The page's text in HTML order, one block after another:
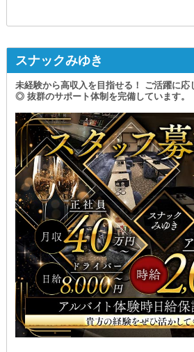
週休2日制度
￣￣￣￣￣￣￣
「ナイトワークは休みがない…」
そのようなイメージを持つ方も多いですが
【バチェラー】ならメリハリのある働き方
実現させることが可能です◎
＜＜＜＜＜＜＜＜＜＜＜＜＜＜＜＜＜＜＜
■ アルバイトも同時募集 ■
ホールスタッフ 送りドライバー
￣￣￣￣￣￣￣￣ ￣￣￣￣￣￣￣￣
日給10,000円～ 日給8,000円～
ヘアメイク
￣￣￣￣￣￣
時給2,200円～
シフトは『週2～3日』でも良いため
プライベートに支障が出ることはありませ
学生さんやWワークさんにオススメです。
╭━━━━━━━━━━━━━╮
すぐに馴染める居心地の良さが
当店の自慢です！
┏━━━━━━━━━━━━━┓
評価は経験や年齢ではなく
日々の努力や成果を重視。
《昇給・昇格》のチャンスは
全スタッフに平等です！
20代・30代はもちろん
40代の方も大歓迎◎
┗━━━━━━━━━━━━━┛
新しい環境で
理想のキャリアを築くなら
ぜひ当店へお越しください！
╭┉┉┅┄┄┈ • ┈┄┄┅┉┉╮
【浅草駅】
ラウンジSIX LOUNGE
スナックみゆき
未経験から高収入を目指せる！ ご活躍に応
◎ 抜群のサポート体制を完備しています。